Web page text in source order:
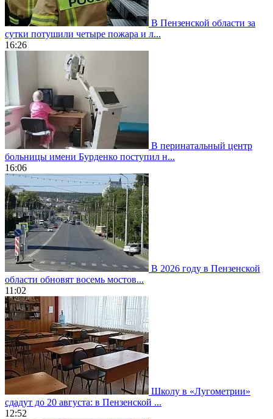
В Пензенской области за
сутки потушили четыре пожара и л...
16:26
В перинатальный центр
больницы имени Бурденко поступил н...
16:06
В 2026 году в Пензенской
области обновят восемь мостов...
11:02
Школу в «Лугометрии»
сдадут до 20 августа: в Пензенской ...
12:52